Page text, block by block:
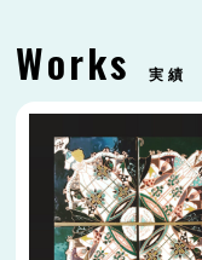
Works 実績